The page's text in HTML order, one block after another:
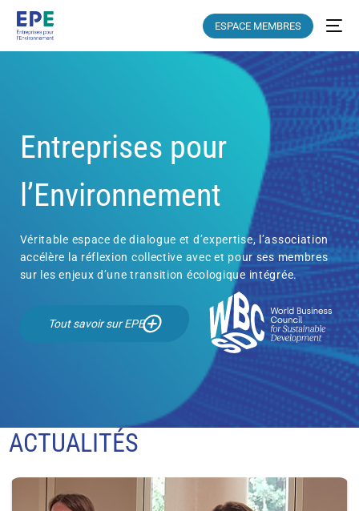
ESPACE MEMBRES
Entreprises pour
l’Environnement
Véritable espace de dialogue et d’expertise, l’association
accélère la réflexion collective avec et pour ses membres
sur les enjeux d’une transition écologique intégrée.
Tout savoir sur EPE
ACTUALITÉS